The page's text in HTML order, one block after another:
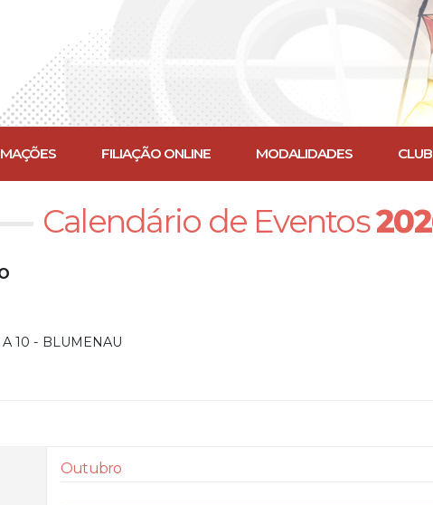
FILIAÇÃO ONLINE MODALIDADES
Calendário de Eventos
10 - BLUMENAU
Outubro